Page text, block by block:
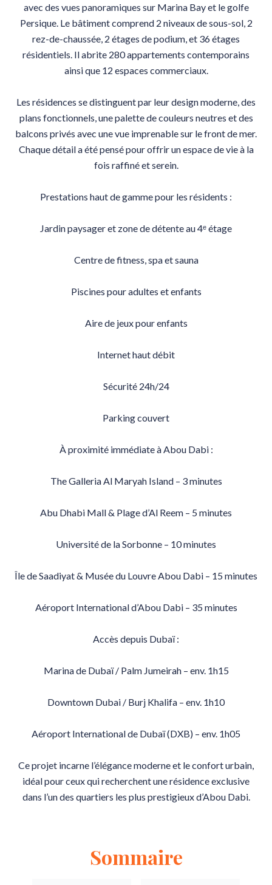
avec des vues panoramiques sur Marina Bay et le golfe
Persique. Le bâtiment comprend 2 niveaux de sous-sol, 2
rez-de-chaussée, 2 étages de podium, et 36 étages
résidentiels. Il abrite 280 appartements contemporains
ainsi que 12 espaces commerciaux.
Les résidences se distinguent par leur design moderne, des
plans fonctionnels, une palette de couleurs neutres et des
balcons privés avec une vue imprenable sur le front de mer.
Chaque détail a été pensé pour offrir un espace de vie à la
fois raffiné et serein.
Prestations haut de gamme pour les résidents :
Jardin paysager et zone de détente au 4ᵉ étage
Centre de fitness, spa et sauna
Piscines pour adultes et enfants
Aire de jeux pour enfants
Internet haut débit
Sécurité 24h/24
Parking couvert
À proximité immédiate à Abou Dabi :
The Galleria Al Maryah Island – 3 minutes
Abu Dhabi Mall & Plage d’Al Reem – 5 minutes
Université de la Sorbonne – 10 minutes
Île de Saadiyat & Musée du Louvre Abou Dabi – 15 minutes
Aéroport International d’Abou Dabi – 35 minutes
Accès depuis Dubaï :
Marina de Dubaï / Palm Jumeirah – env. 1h15
Downtown Dubai / Burj Khalifa – env. 1h10
Aéroport International de Dubaï (DXB) – env. 1h05
Ce projet incarne l’élégance moderne et le confort urbain,
idéal pour ceux qui recherchent une résidence exclusive
dans l’un des quartiers les plus prestigieux d’Abou Dabi.
Sommaire